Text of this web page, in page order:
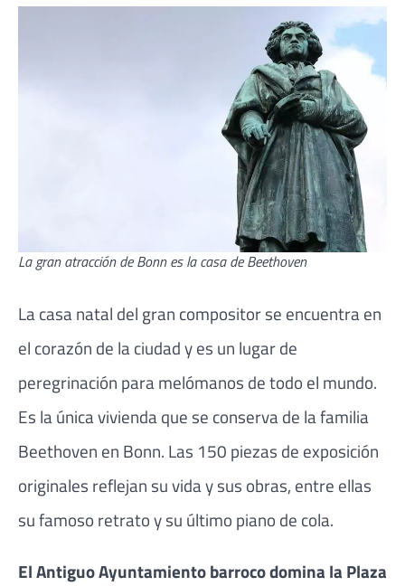
La gran atracción de Bonn es la casa de Beethoven
La casa natal del gran compositor se encuentra en
el corazón de la ciudad y es un lugar de
peregrinación para melómanos de todo el mundo.
Es la única vivienda que se conserva de la familia
Beethoven en Bonn. Las 150 piezas de exposición
originales reflejan su vida y sus obras, entre ellas
su famoso retrato y su último piano de cola.
El Antiguo Ayuntamiento barroco domina la Plaza